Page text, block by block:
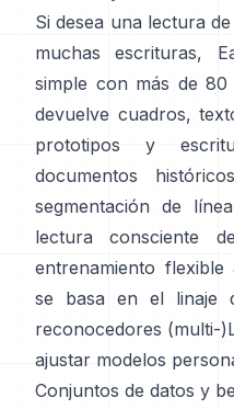
Si desea una lectura
muchas escrituras,
simple con más de 80
devuelve cuadros,
prototipos y
documentos
segmentación de
lectura consciente
entrenamiento
se basa en el linaje
reconocedores (multi-
ajustar modelos
Conjuntos de datos y